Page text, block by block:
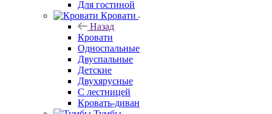
Для гостиной
Кровати
Назад
Кровати
Односпальные
Двуспальные
Детские
Двухярусные
С лестницей
Кровать-диван